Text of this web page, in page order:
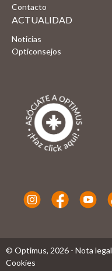
Contacto
ACTUALIDAD
Noticias
Opticonsejos
© Optimus, 2026 - Nota legal
Cookies